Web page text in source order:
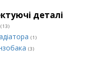
деталі
(13)
(1)
(3)